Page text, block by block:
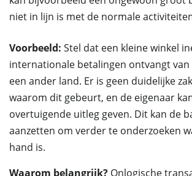
niet in lijn is met de normale
Voorbeeld: Stel dat een kleine winkel
internationale betalingen ontvangt
een ander land. Er is geen duidelijke
waarom dit gebeurt, en de eigenaar
overtuigende uitleg geven. Dit kan de
aanzetten om verder te onderzoeken
hand is.
Waarom belangrijk? Onlogische